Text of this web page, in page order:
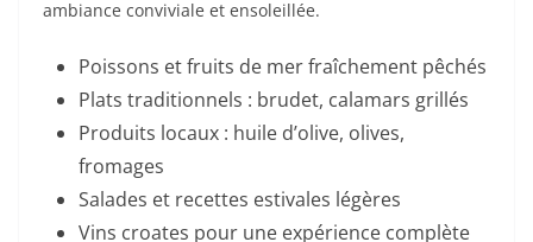
ambiance conviviale et ensoleillée.
Poissons et fruits de mer fraîchement pêchés
Plats traditionnels : brudet, calamars grillés
Produits locaux : huile d’olive, olives,
fromages
Salades et recettes estivales légères
Vins croates pour une expérience complète